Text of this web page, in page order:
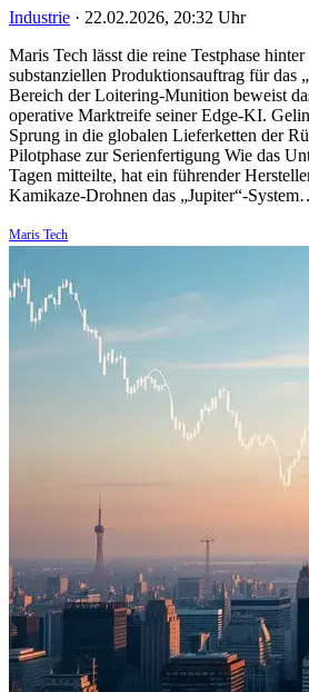
Industrie · 22.02.2026, 20:32 Uhr
Maris Tech lässt die reine Testphase
substanziellen Produktionsauftrag für das
Bereich der Loitering-Munition beweist
operative Marktreife seiner Edge-KI.
Sprung in die globalen Lieferketten der
Pilotphase zur Serienfertigung Wie das
Tagen mitteilte, hat ein führender
Kamikaze-Drohnen das „Jupiter“-
Maris Tech